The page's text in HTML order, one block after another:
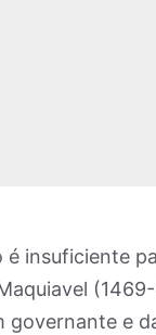
insuficiente
(1469-
governante e